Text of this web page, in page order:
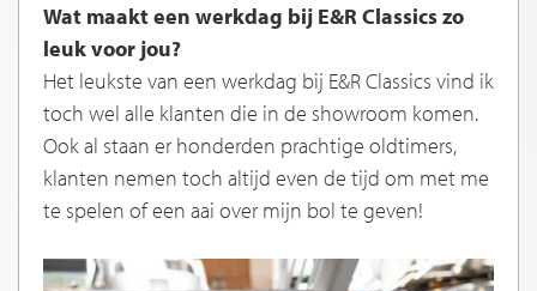
Wat maakt een werkdag bij E&R Classics zo
leuk voor jou?
Het leukste van een werkdag bij E&R Classics vind ik
toch wel alle klanten die in de showroom komen.
Ook al staan er honderden prachtige oldtimers,
klanten nemen toch altijd even de tijd om met me
te spelen of een aai over mijn bol te geven!